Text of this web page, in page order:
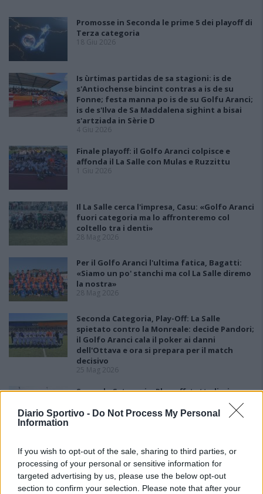
Diario Sportivo - Do Not Process My Personal
Information
If you wish to opt-out of the sale, sharing to third parties, or
processing of your personal or sensitive information for
targeted advertising by us, please use the below opt-out
section to confirm your selection. Please note that after your
Promosse in Seconda le prime 5 dei playoff di
Terza categoria
18 Giu 2026
Is ùrtimas partidas de sa stagioni: is de
s'Antiochense bincint contras a is de su
Fonne; festa manna po is de su Golfu Aranci;
is de s'Ilva de Sa Maddalena sighint a bisai
s'artziada in Sèrie D
4 Giu 2026
Finale playoff: il Golfo Aranci colpisce e
affonda il La Salle con Mulas e Ruzzittu
1 Giu 2026
Il La Salle cerca l'impresa, Casu: «Golfo Aranci
fuori categoria ma lo affronteremo col
coltello tra i denti»
28 Mag 2026
Per il Golfo Aranci l'ultima fatica, Bagatti:
«Siamo un po' stanchi ma col La Salle diremo
la nostra»
28 Mag 2026
Seconda Categoria, Play-Off: La Salle
spietato contro la Monreale: decide Pandori;
il Golfo Aranci cala il poker ai danni
dell'Ottava e ora si prepara per il match
decisivo
25 Mag 2026
Seconda Categoria, Play-off: tutto liscio
Monreale con due reti
Seconda Categoria, Play-Out: colpo grosso
del La Pineta che batte la Johannes e
conquista la salvezza
11 Mag 2026